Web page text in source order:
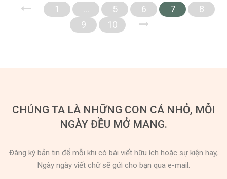
1 … 5 6 7
8
9
10
CHÚNG TA LÀ NHỮNG CON CÁ NHỎ, MỖI
NGÀY ĐỀU MỞ MANG.
Đăng ký bản tin để mỗi khi có bài viết hữu ích hoặc sự kiện hay,
Ngày ngày viết chữ sẽ gửi cho bạn qua e-mail.